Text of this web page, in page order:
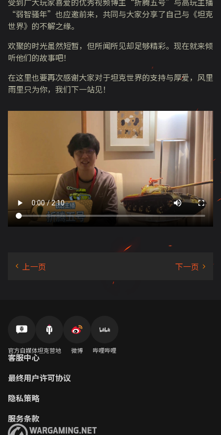
“弱智骚年”也应邀前来，共同与大家分享了自己与《坦克
世界》的不解之缘。
欢聚的时光虽然短暂，但所闻所见却足够精彩。现在就来倾
听他们的故事吧！
在这里也要再次感谢大家对于坦克世界的支持与厚爱，风里
雨里只为你，我们下一站见！
官方自媒体坦克营地 微博 哔哩哔哩
客服中心
最终用户许可协议
隐私策略
服务条款